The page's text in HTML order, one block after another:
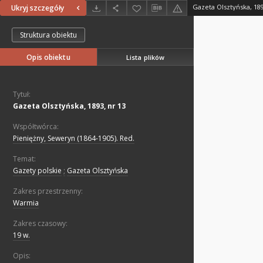
Ukryj szczegóły Gazeta Olsztyńska,
Struktura obiektu
Opis obiektu Lista plików
Tytuł:
Gazeta Olsztyńska, 1893, nr 13
Współtwórca:
Pieniężny, Seweryn (1864-1905). Red.
Temat:
Gazety polskie ; Gazeta Olsztyńska
Zakres przestrzenny:
Warmia
Zakres czasowy:
19 w.
Opis: